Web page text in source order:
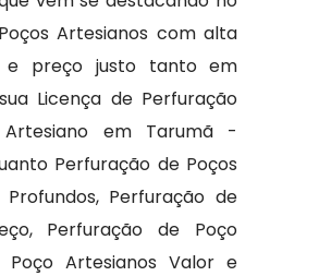
Artesianos com alta
e preço justo tanto em
Licença de Perfuração
em Tarumã -
Perfuração de Poços
Profundos, Perfuração de
Perfuração de Poço
Poço Artesianos Valor e